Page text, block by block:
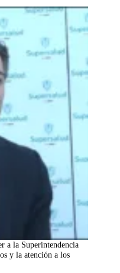
a la Superintendencia
y la atención a los